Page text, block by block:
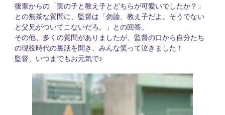
後輩からの「実の子と教え子とどちらが可愛いでしたか？」
との無茶な質問に、監督は「勿論、教え子だよ。そうでない
と父兄がついてこないだろ。」との回答。
その他、多くの質問がありましたが、監督の口から自分たち
の現役時代の裏話を聞き、みんな笑って泣きました！
監督、いつまでもお元気で♪